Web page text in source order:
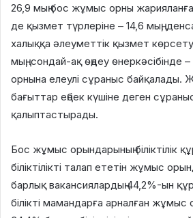
26,9 мың бос жұмыс орны
де қызмет түрлеріне – 14,6 мың,
халыққа әлеуметтік қызмет
мың, сондай-ақ өңдеу өнеркәсібінде
орнына елеулі сұраныс байқалады.
бағыттар еңбек күшіне деген
қалыптастырады.
Бос жұмыс орындарының біліктілік
біліктілікті талап ететін жұмыс
барлық вакансиялардың 44,2%-ын
білікті мамандарға арналған жұмыс